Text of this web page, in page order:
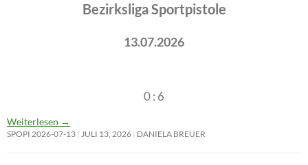
Bezirksliga Sportpistole
13.07.2026
0 : 6
Weiterlesen →
SPOPI 2026-07-13 JULI 13, 2026 DANIELA BREUER